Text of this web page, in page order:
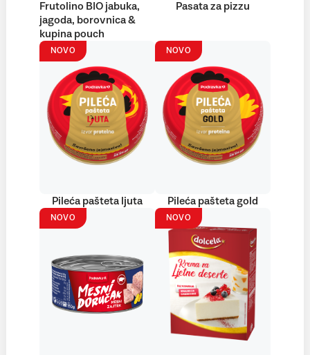
Frutolino BIO jabuka,
jagoda, borovnica &
kupina pouch
Pasata za pizzu
NOVO
Pileća pašteta ljuta
NOVO
Pileća pašteta gold
NOVO NOVO